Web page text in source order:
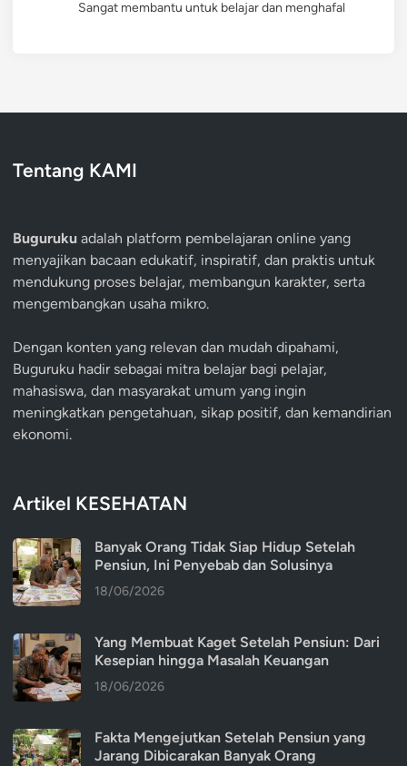
Sangat membantu untuk belajar dan menghafal
Tentang KAMI
Buguruku adalah platform pembelajaran online yang
menyajikan bacaan edukatif, inspiratif, dan praktis untuk
mendukung proses belajar, membangun karakter, serta
mengembangkan usaha mikro.
Dengan konten yang relevan dan mudah dipahami,
Buguruku hadir sebagai mitra belajar bagi pelajar,
mahasiswa, dan masyarakat umum yang ingin
meningkatkan pengetahuan, sikap positif, dan kemandirian
ekonomi.
Artikel KESEHATAN
Banyak Orang Tidak Siap Hidup Setelah
Pensiun, Ini Penyebab dan Solusinya
18/06/2026
Yang Membuat Kaget Setelah Pensiun: Dari
Kesepian hingga Masalah Keuangan
18/06/2026
Fakta Mengejutkan Setelah Pensiun yang
Jarang Dibicarakan Banyak Orang